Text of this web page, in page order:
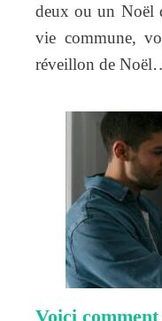
deux ou un Noël
vie commune,
réveillon de
Voici